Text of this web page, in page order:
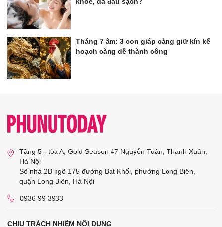
Tháng 7 âm: 3 con giáp càng giữ kín kế
hoạch càng dễ thành công
Tầng 5 - tòa A, Gold Season 47 Nguyễn Tuân, Thanh Xuân,
Hà Nội
Số nhà 2B ngõ 175 đường Bát Khối, phường Long Biên,
quận Long Biên, Hà Nội
0936 99 3933
CHỊU TRÁCH NHIỆM NỘI DUNG